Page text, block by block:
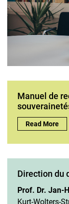
Manuel de
Manuel de
Read More
Direction du
Prof. Dr. Jan-
Kurt-Wolters-